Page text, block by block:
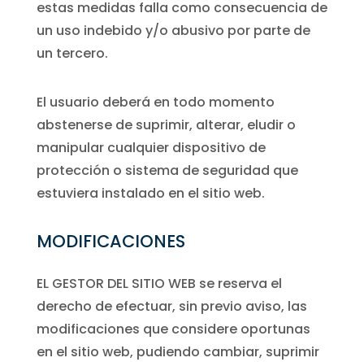
estas medidas falla como consecuencia de
un uso indebido y/o abusivo por parte de
un tercero.
El usuario deberá en todo momento
abstenerse de suprimir, alterar, eludir o
manipular cualquier dispositivo de
protección o sistema de seguridad que
estuviera instalado en el sitio web.
MODIFICACIONES
EL GESTOR DEL SITIO WEB se reserva el
derecho de efectuar, sin previo aviso, las
modificaciones que considere oportunas
en el sitio web, pudiendo cambiar, suprimir